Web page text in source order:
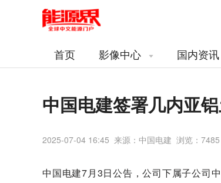
首页 影像中心 国内资讯
中国电建签署几内亚
2025-07-04 16:45 来源：中国电建 浏览： 7485
中国电建7月3日公告，公司下属子公司